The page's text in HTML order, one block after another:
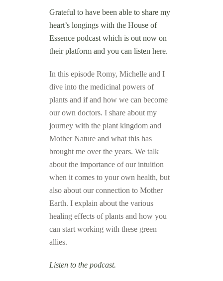
Grateful to have been able to share my
heart’s longings with the House of
Essence podcast which is out now on
their platform and you can listen here.
In this episode Romy, Michelle and I
dive into the medicinal powers of
plants and if and how we can become
our own doctors. I share about my
journey with the plant kingdom and
Mother Nature and what this has
brought me over the years. We talk
about the importance of our intuition
when it comes to your own health, but
also about our connection to Mother
Earth. I explain about the various
healing effects of plants and how you
can start working with these green
allies.
Listen to the podcast.